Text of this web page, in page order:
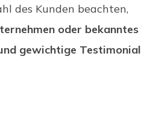
des Kunden beachten,
oder bekanntes
gewichtige Testimonial